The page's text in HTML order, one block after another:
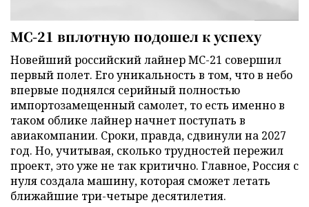
МС-21 вплотную подошел к успеху
Новейший российский лайнер МС-21 совершил
первый полет. Его уникальность в том, что в небо
впервые поднялся серийный полностью
импортозамещенный самолет, то есть именно в
таком облике лайнер начнет поступать в
авиакомпании. Сроки, правда, сдвинули на 2027
год. Но, учитывая, сколько трудностей пережил
проект, это уже не так критично. Главное, Россия с
нуля создала машину, которая сможет летать
ближайшие три-четыре десятилетия.